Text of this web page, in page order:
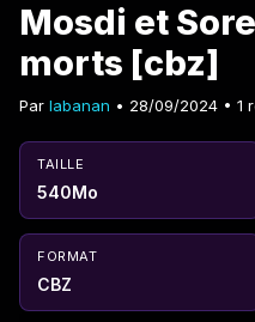
Mosdi et
morts [cbz]
Par labanan • 28/09/2024 • 1
TAILLE
540Mo
FORMAT
CBZ